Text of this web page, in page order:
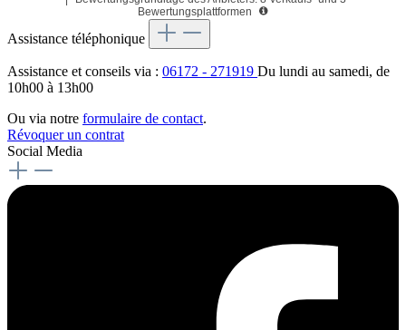
Bewertungsplattformen
Assistance téléphonique
Assistance et conseils via : 06172 - 271919 Du lundi au samedi, de
10h00 à 13h00
Ou via notre formulaire de contact.
Révoquer un contrat
Social Media